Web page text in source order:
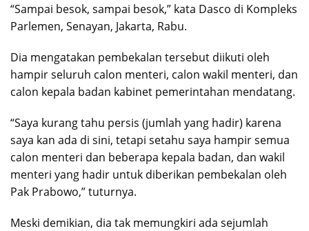
“Sampai besok, sampai besok,” kata Dasco di Kompleks
Parlemen, Senayan, Jakarta, Rabu.
Dia mengatakan pembekalan tersebut diikuti oleh
hampir seluruh calon menteri, calon wakil menteri, dan
calon kepala badan kabinet pemerintahan mendatang.
“Saya kurang tahu persis (jumlah yang hadir) karena
saya kan ada di sini, tetapi setahu saya hampir semua
calon menteri dan beberapa kepala badan, dan wakil
menteri yang hadir untuk diberikan pembekalan oleh
Pak Prabowo,” tuturnya.
Meski demikian, dia tak memungkiri ada sejumlah